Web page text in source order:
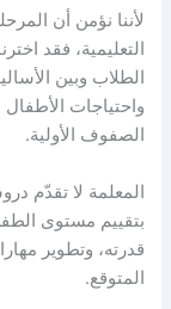
لأننا نؤمن أن
التعليمية، فقد
الطلاب وبين
واحتياجات
الصفوف الأولية.
المعلمة لا تقدّم
بتقييم مستوى
قدرته، وتطوير
المتوقع.